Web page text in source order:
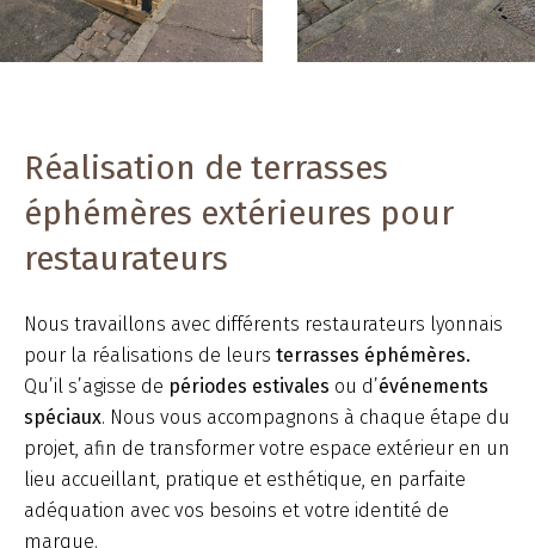
Réalisation de terrasses
éphémères extérieures pour
restaurateurs
Nous travaillons avec différents restaurateurs lyonnais
pour la réalisations de leurs terrasses éphémères.
Qu’il s’agisse de périodes estivales ou d’événements
spéciaux. Nous vous accompagnons à chaque étape du
projet, afin de transformer votre espace extérieur en un
lieu accueillant, pratique et esthétique, en parfaite
adéquation avec vos besoins et votre identité de
marque.